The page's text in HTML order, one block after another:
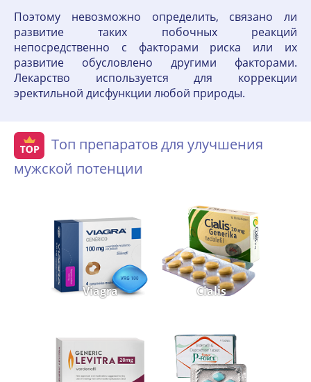
Поэтому невозможно определить, связано ли
развитие таких побочных реакций
непосредственно с факторами риска или их
развитие обусловлено другими факторами.
Лекарство используется для коррекции
эректильной дисфункции любой природы.
Топ препаратов для улучшения
мужской потенции
Viagra Cialis